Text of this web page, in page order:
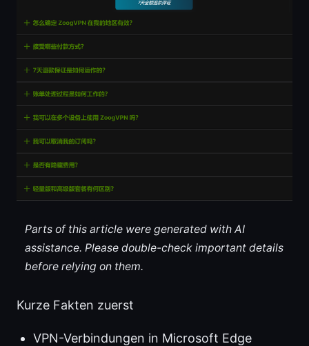
Parts of this article were generated with AI
assistance. Please double-check important details
before relying on them.
Kurze Fakten zuerst
VPN-Verbindungen in Microsoft Edge